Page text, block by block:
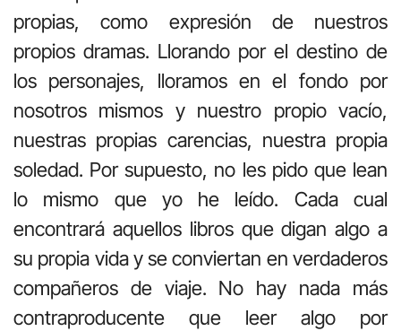
propias, como expresión de nuestros
propios dramas. Llorando por el destino de
los personajes, lloramos en el fondo por
nosotros mismos y nuestro propio vacío,
nuestras propias carencias, nuestra propia
soledad. Por supuesto, no les pido que lean
lo mismo que yo he leído. Cada cual
encontrará aquellos libros que digan algo a
su propia vida y se conviertan en verdaderos
compañeros de viaje. No hay nada más
contraproducente que leer algo por